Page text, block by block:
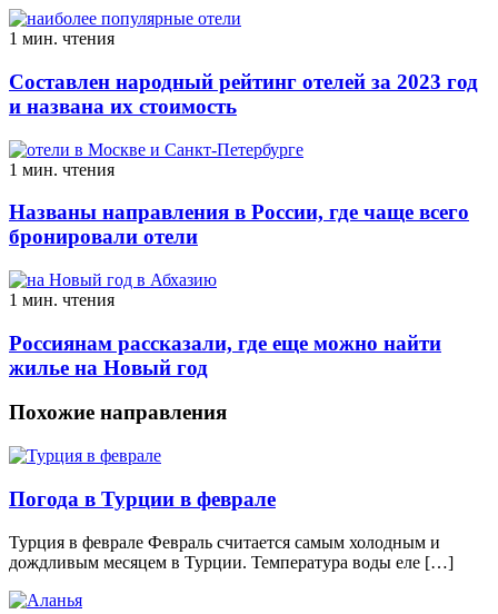
1 мин. чтения
Составлен народный рейтинг отелей за 2023 год
и названа их стоимость
1 мин. чтения
Названы направления в России, где чаще всего
бронировали отели
1 мин. чтения
Россиянам рассказали, где еще можно найти
жилье на Новый год
Похожие направления
Погода в Турции в феврале
Турция в феврале Февраль считается самым холодным и
дождливым месяцем в Турции. Температура воды еле […]